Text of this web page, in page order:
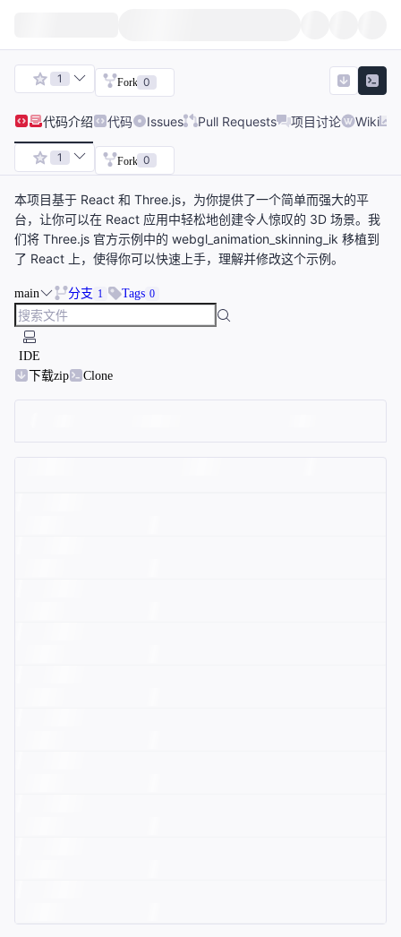
1 Fork 0
代码介绍 代码 Issues Pull Requests 项目讨论 Wiki
1 Fork 0
本项目基于 React 和 Three.js，为你提供了一个简单而强大的平
台，让你可以在 React 应用中轻松地创建令人惊叹的 3D 场景。我
们将 Three.js 官方示例中的 webgl_animation_skinning_ik 移植到
了 React 上，使得你可以快速上手，理解并修改这个示例。
main 分支 1 Tags 0
IDE
下载zip
Clone